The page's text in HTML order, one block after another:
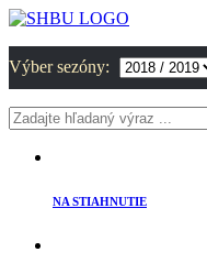
Výber sezóny:
NA STIAHNUTIE